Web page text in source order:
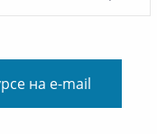
на e-mail